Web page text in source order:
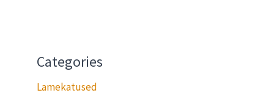
Categories
Lamekatused